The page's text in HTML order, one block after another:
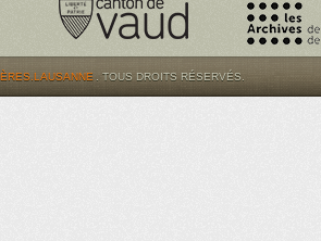
. TOUS DROITS RÉSERVÉS.